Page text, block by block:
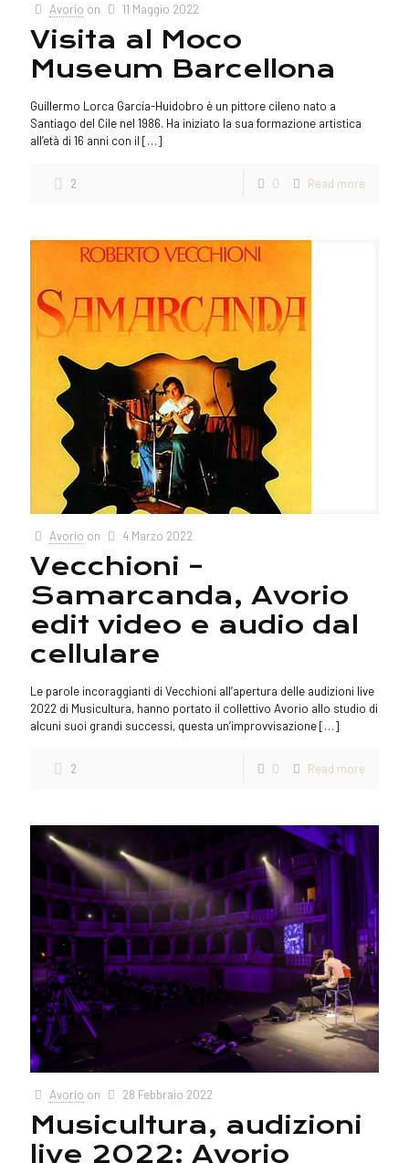
Avorio on 11 Maggio 2022
Visita al Moco
Museum Barcellona
Guillermo Lorca García-Huidobro è un pittore cileno nato a
Santiago del Cile nel 1986. Ha iniziato la sua formazione artistica
all’età di 16 anni con il […]
2 0 Read more
Avorio on 4 Marzo 2022
Vecchioni –
Samarcanda, Avorio
edit video e audio dal
cellulare
Le parole incoraggianti di Vecchioni all’apertura delle audizioni live
2022 di Musicultura, hanno portato il collettivo Avorio allo studio di
alcuni suoi grandi successi, questa un’improvvisazione[…]
2 0 Read more
Avorio on 28 Febbraio 2022
Musicultura, audizioni
live 2022: Avorio